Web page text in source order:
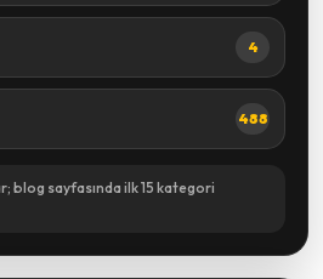
4
488
blog sayfasında ilk 15 kategori